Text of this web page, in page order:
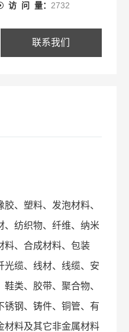
切、粘合力、拔出力、
访 问 量： 2732
联系我们
、塑料、发泡材料、
、纺织物、纤维、纳米
料、合成材料、包装
光缆、线材、线缆、安
类、胶带、聚合物、
锈钢、铸件、铜管、有
材料及其它非金属材料